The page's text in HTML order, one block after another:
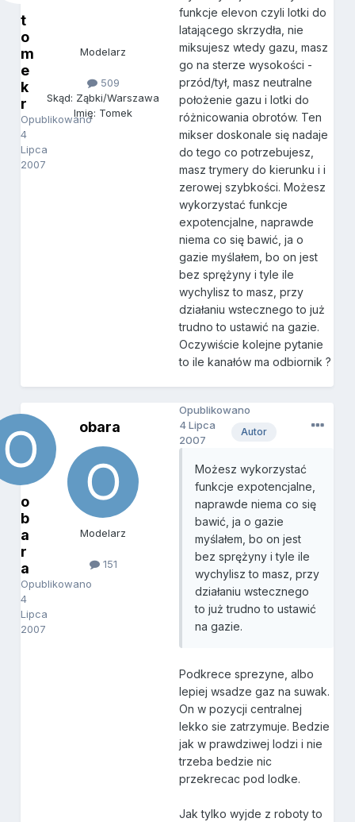
t
o
m
e
k
r
Opublikowano
4
Lipca
2007
Modelarz
509
Skąd: Ząbki/Warszawa
Imię: Tomek
funkcje elevon czyli lotki do
latającego skrzydła, nie
miksujesz wtedy gazu, masz
go na sterze wysokości -
przód/tył, masz neutralne
położenie gazu i lotki do
różnicowania obrotów. Ten
mikser doskonale się nadaje
do tego co potrzebujesz,
masz trymery do kierunku i i
zerowej szybkości. Możesz
wykorzystać funkcje
expotencjalne, naprawde
niema co się bawić, ja o
gazie myślałem, bo on jest
bez sprężyny i tyle ile
wychylisz to masz, przy
działaniu wstecznego to już
trudno to ustawić na gazie.
Oczywiście kolejne pytanie
to ile kanałów ma odbiornik ?
o
b
a
r
a
Opublikowano
4
Lipca
2007
obara
Modelarz
151
Autor
Opublikowano
4 Lipca
2007
Możesz wykorzystać
funkcje expotencjalne,
naprawde niema co się
bawić, ja o gazie
myślałem, bo on jest
bez sprężyny i tyle ile
wychylisz to masz, przy
działaniu wstecznego
to już trudno to ustawić
na gazie.
Podkrece sprezyne, albo
lepiej wsadze gaz na suwak.
On w pozycji centralnej
lekko sie zatrzymuje. Bedzie
jak w prawdziwej lodzi i nie
trzeba bedzie nic
przekrecac pod lodke.
Jak tylko wyjde z roboty to